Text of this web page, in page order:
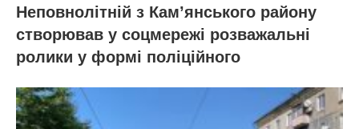
Неповнолітній з Кам’янського району
створював у соцмережі розважальні
ролики у формі поліційного